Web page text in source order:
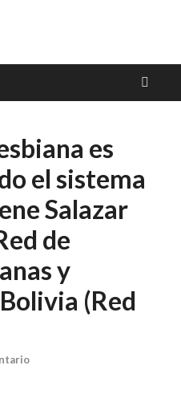
Crónicas de
la
Diversidad
sobre temas de cultura LGTB+
es
el sistema
Salazar
de
y
(Red